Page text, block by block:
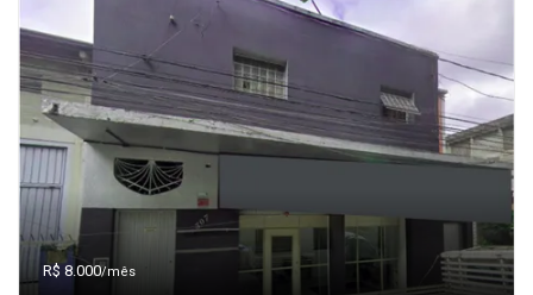
R$ 8.000/mês